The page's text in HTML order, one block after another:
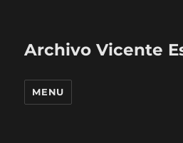
Archivo Vicente
MENU